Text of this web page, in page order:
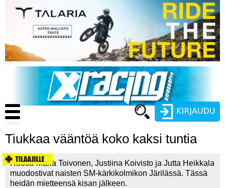
pääsisältöön
Käyttäjätunnus
Salasana
Main
navigation
ENDURO
Tiukkaa vääntöä koko kaksi tuntia
Roosa-Maria Toivonen, Justiina Koivisto ja Jutta Heikkala
muodostivat naisten SM-kärkikolmikon Järilässä. Tässä
heidän mietteensä kisan jälkeen.